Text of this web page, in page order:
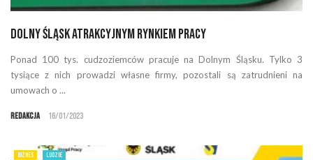
Dolny Śląsk atrakcyjnym rynkiem pracy
Ponad 100 tys. cudzoziemców pracuje na Dolnym Śląsku. Tylko 3
tysiące z nich prowadzi własne firmy, pozostali są zatrudnieni na
umowach o ...
Redakcja 16/01/2023
BIZNES LUDZIE